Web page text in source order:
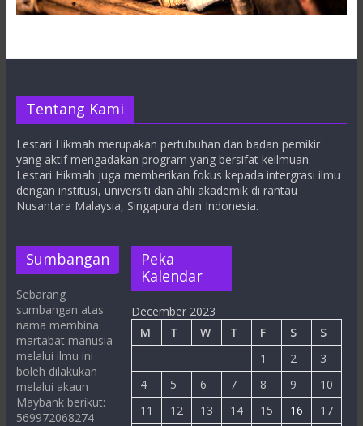
Tentang Kami
Lestari Hikmah merupakan pertubuhan dan badan pemikir
yang aktif mengadakan program yang bersifat keilmuan.
Lestari Hikmah juga memberikan fokus kepada intergrasi ilmu
dengan institusi, universiti dan ahli akademik di rantau
Nusantara Malaysia, Singapura dan Indonesia.
Sumbangan
Sebarang
sumbangan atas
nama membina
martabat manusia
melalui ilmu ini
boleh dilakukan
melalui akaun
Maybank berikut:
569972068274
Peka
Kalendar
December 2023
M
T W T F S
S
1
2
3
4
5 6 7 8 9
10
11
12 13 14 15 16
17